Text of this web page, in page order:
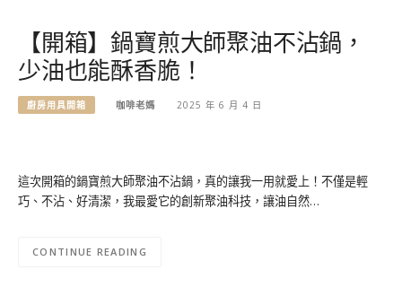
【開箱】鍋寶煎大師聚油不沾鍋，
少油也能酥香脆！
廚房用具開箱 咖啡老媽 2025 年 6 月 4 日
這次開箱的鍋寶煎大師聚油不沾鍋，真的讓我一用就愛上！不僅是輕
巧、不沾、好清潔，我最愛它的創新聚油科技，讓油自然…
CONTINUE READING